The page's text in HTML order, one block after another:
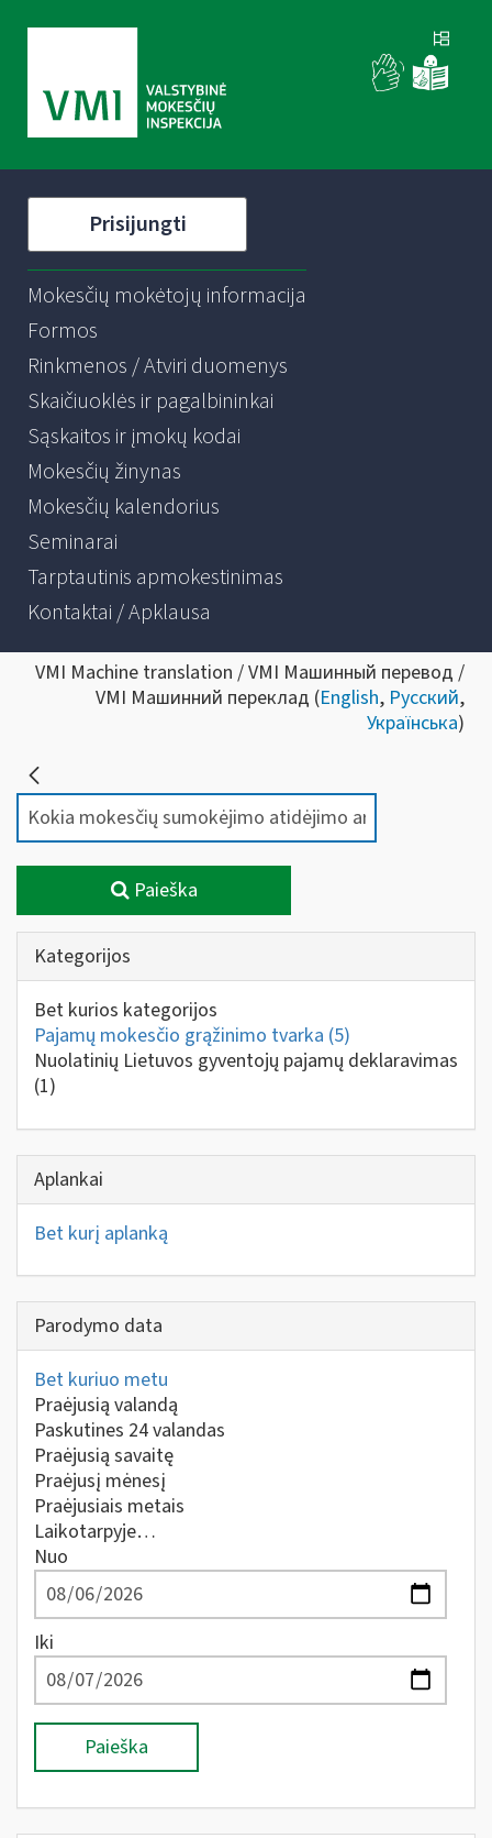
Prisijungti
Mokesčių mokėtojų informacija
Formos
Rinkmenos / Atviri duomenys
Skaičiuoklės ir pagalbininkai
Sąskaitos ir įmokų kodai
Mokesčių žinynas
Mokesčių kalendorius
Seminarai
Tarptautinis apmokestinimas
Kontaktai / Apklausa
VMI Machine translation / VMI Машинный перевод /
VMI Машинний переклад (English, Русский,
Українська)
Paieška
Kategorijos
Bet kurios kategorijos
Pajamų mokesčio grąžinimo tvarka (5)
Nuolatinių Lietuvos gyventojų pajamų deklaravimas
(1)
Aplankai
Bet kurį aplanką
Parodymo data
Bet kuriuo metu
Praėjusią valandą
Paskutines 24 valandas
Praėjusią savaitę
Praėjusį mėnesį
Praėjusiais metais
Laikotarpyje…
Nuo
Iki
Paieška